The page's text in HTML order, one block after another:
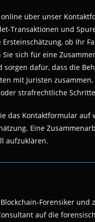
über unser
Transaktionen und
ob Ihr
sich für eine
dafür, dass die
mit Juristen
strafrechtliche
das Kontaktformular
Eine
aufzuklären.
Forensiker und
auf die